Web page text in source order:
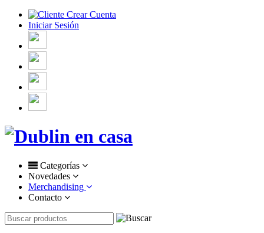
Crear Cuenta
Iniciar Sesión
Categorías
Novedades
Merchandising
Contacto